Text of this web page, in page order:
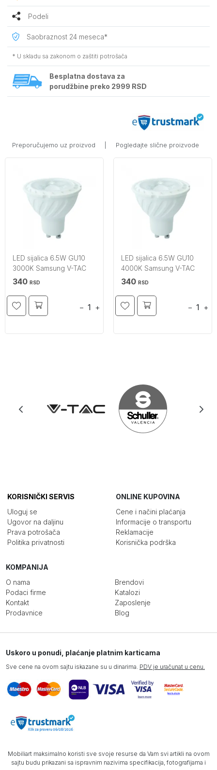
Podeli
Saobraznost 24 meseca*
* U skladu sa zakonom o zaštiti potrošača
Besplatna dostava za
porudžbine preko 2999 RSD
Preporučujemo uz proizvod Pogledajte slične proizvode
LED sijalica 6.5W GU10
3000K Samsung V-TAC
340 RSD
− +
LED sijalica 6.5W GU10
4000K Samsung V-TAC
340 RSD
− +
KORISNIČKI SERVIS
Uloguj se
Ugovor na daljinu
Prava potrošača
Politika privatnosti
ONLINE KUPOVINA
Cene i načini plaćanja
Informacije o transportu
Reklamacije
Korisnička podrška
KOMPANIJA
O nama
Podaci firme
Kontakt
Prodavnice
Brendovi
Katalozi
Zaposlenje
Blog
Uskoro u ponudi, plaćanje platnim karticama
Sve cene na ovom sajtu iskazane su u dinarima. PDV je uračunat u cenu.
Mobiliart maksimalno koristi sve svoje resurse da Vam svi artikli na ovom
sajtu budu prikazani sa ispravnim nazivima specifikacija, fotografijama i